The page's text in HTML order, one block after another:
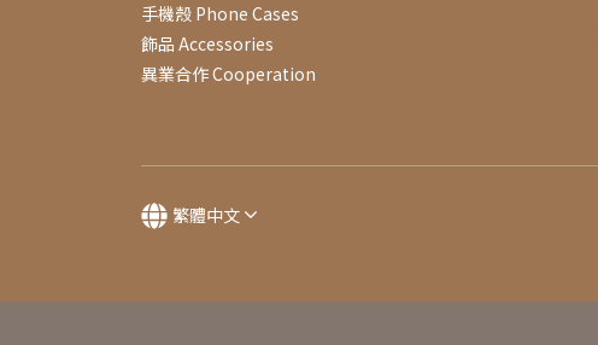
手機殼 Phone Cases
飾品 Accessories
異業合作 Cooperation
繁體中文